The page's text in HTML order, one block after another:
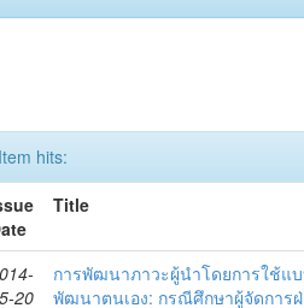
Item hits:
Title
20
การพัฒนาภาวะผู้นำโดยการใช้แ
พัฒนาตนเอง: กรณีศึกษาผู้จัดการ